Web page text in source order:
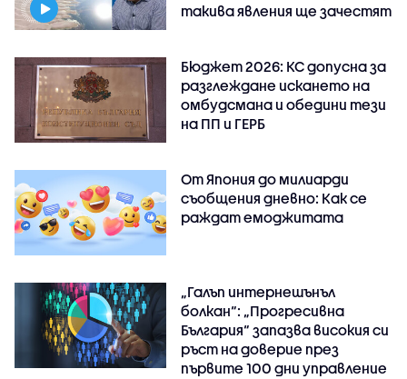
такива явления ще зачестят
Бюджет 2026: КС допусна за
разглеждане искането на
омбудсмана и обедини тези
на ПП и ГЕРБ
От Япония до милиарди
съобщения дневно: Как се
раждат емоджитата
„Галъп интернешънъл
болкан“: „Прогресивна
България“ запазва високия си
ръст на доверие през
първите 100 дни управление